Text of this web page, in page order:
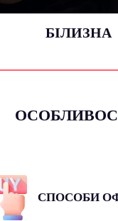
БIЛИЗНА
СПОСОБИ